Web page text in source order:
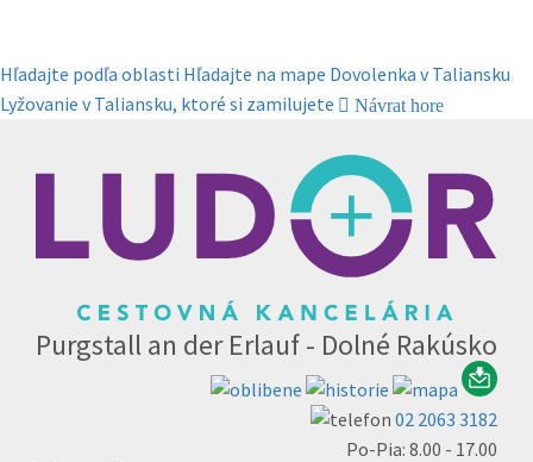
Hľadajte podľa oblasti Hľadajte na mape Dovolenka v Taliansku
Lyžovanie v Taliansku, ktoré si zamilujete
Návrat hore
Purgstall an der Erlauf - Dolné Rakúsko
02 2063 3182
Po-Pia: 8.00 - 17.00